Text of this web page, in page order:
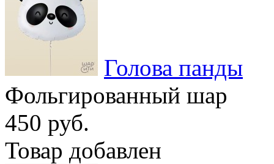
Голова панды
Фольгированный шар
450 руб.
Товар добавлен